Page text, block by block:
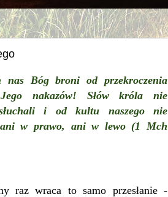
Bóg broni od przekroczenia
nakazów! Słów króla nie
i od kultu naszego nie
ani w prawo, ani w lewo (1 Mch
wraca to samo przesłanie -